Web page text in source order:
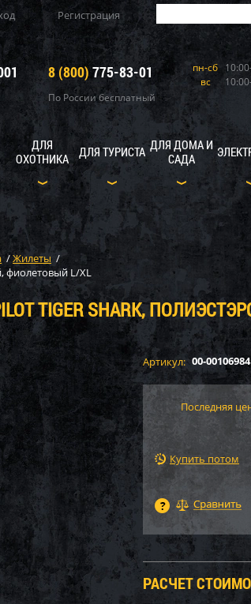
Регистрация
8 (800) 775-83-01
По России бесплатный
пн-сб
вс
ДЛЯ
ОХОТНИКА
ДЛЯ ТУРИСТА ДЛЯ ДОМА И
САДА
/Жилеты /
фиолетовый L/XL
TIGER SHARK,
Артикул: 00-00106984
Последняя
Купить потом
РАСЧЕТ